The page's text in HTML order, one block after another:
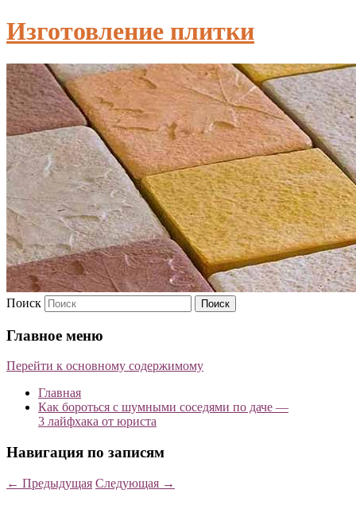
Изготовление плитки
Поиск
Главное меню
Перейти к основному содержимому
Главная
Как бороться с шумными соседями по даче —
3 лайфхака от юриста
Навигация по записям
← Предыдущая Следующая →